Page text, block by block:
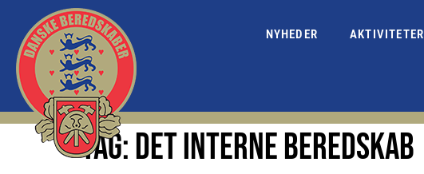
NYHEDER AKTIVITETER
TAG:DET INTERNE BEREDSKAB